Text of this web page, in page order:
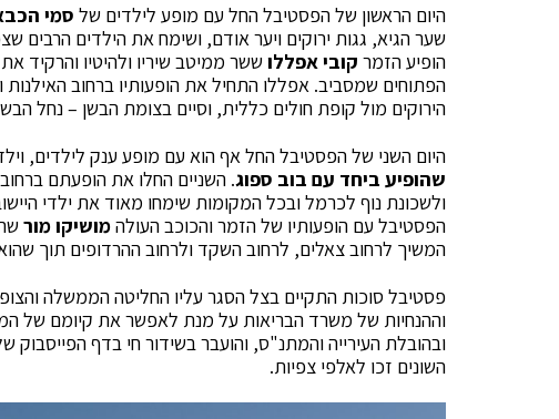
היום הראשון של הפסטיבל החל עם מופע לילדים של סמי
שער הגיא, גגות ירוקים ויער אודם, ושימח את הילדים הרבים
הופיע הזמר קובי אפללוששר ממיטב שיריו ולהיטיו והרקיד
הפתוחים שמסביב. אפללו התחיל את הופעותיו ברחוב
הירוקים מול קופת חולים כללית, וסיים בצומת הבשן – נחל
היום השני של הפסטיבל החל אף הוא עם מופע ענק לילדים,
שהופיע ביחד עם בוב ספוג. השניים החלו את הופעתם
ולשכונת נוף לכרמל ובכל המקומות שימחו מאוד את ילדי
הפסטיבל עם הופעותיו של הזמר והכוכב העולהמושיקו מור
המשיך לרחוב צאלים, לרחוב השקד ולרחוב ההרדופים תוך
פסטיבל סוכות התקיים בצל הסגר עליו החליטה הממשלה
וההנחיות של משרד הבריאות על מנת לאפשר את קיומם של
ובהובלת העירייה והמתנ"ס, והועבר בשידור חי בדף הפייסבוק
השונים זכו לאלפי צפיות.